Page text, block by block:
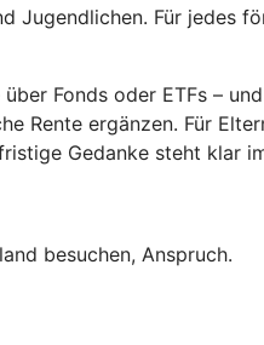
Jugendlichen. Für jedes
Fonds oder ETFs –
Rente ergänzen. Für
Gedanke steht klar
besuchen, Anspruch.